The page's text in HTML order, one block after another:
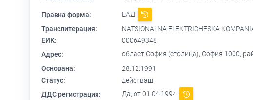
Правна форма:
ЕАД
Транслитерация:
NATSIONALNA ELEKTRICHESKA
ЕИК:
000649348
Адрес:
област София (столица), София 1000,
Основана:
28.12.1991
Статус:
действащ
ДДС регистрация:
Да, от 01.04.1994